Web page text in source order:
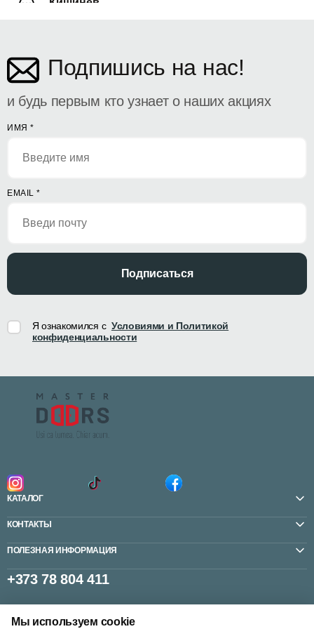
Кишинёв
Подпишись на нас!
и будь первым кто узнает о наших акциях
ИМЯ *
EMAIL *
Подписаться
Я ознакомился с Условиями и Политикой
конфиденциальности
КАТАЛОГ
КОНТАКТЫ
ПОЛЕЗНАЯ ИНФОРМАЦИЯ
+373 78 804 411
Мы используем cookie